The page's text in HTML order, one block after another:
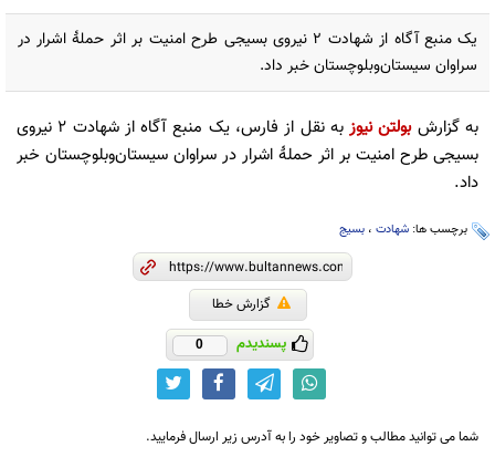
یک منبع آگاه از شهادت ۲ نیروی بسیجی طرح امنیت بر اثر حملهٔ اشرار در
سراوان سیستان‌و‌بلوچستان خبر داد.
به گزارشبولتن نیوز
به نقل از فارس، یک منبع آگاه از شهادت ۲ نیروی
بسیجی طرح امنیت بر اثر حملهٔ اشرار در سراوان سیستان‌و‌بلوچستان خبر
داد.
برچسب ها: شهادت ، بسیج
گزارش خطا
پسندیدم 0
شما می توانید مطالب و تصاویر خود را به آدرس زیر ارسال فرمایید.